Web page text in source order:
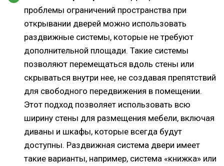
проблемы ограничений пространства при
открывании дверей можно использовать
раздвижные системы, которые не требуют
дополнительной площади. Такие системы
позволяют перемещаться вдоль стены или
скрываться внутри нее, не создавая препятствий
для свободного передвижения в помещении.
Этот подход позволяет использовать всю
ширину стены для размещения мебели, включая
диваны и шкафы, которые всегда будут
доступны. Раздвижная система двери имеет
такие варианты, например, система «книжка» или